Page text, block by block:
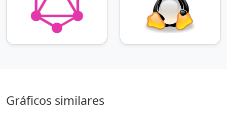
Gráficos similares